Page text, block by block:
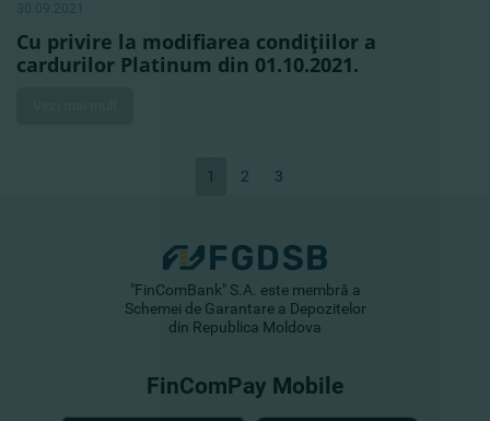
30.09.2021
Cu privire la modifiarea condiţiilor a
cardurilor Platinum din 01.10.2021.
1 2 3
"FinComBank" S.A. este membră a
Schemei de Garantare a Depozitelor
din Republica Moldova
FinComPay Mobile